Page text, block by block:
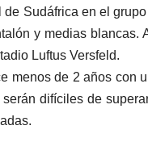
Sudáfrica en el
y medias blancas.
Luftus Versfeld.
menos de 2 años con
difíciles de